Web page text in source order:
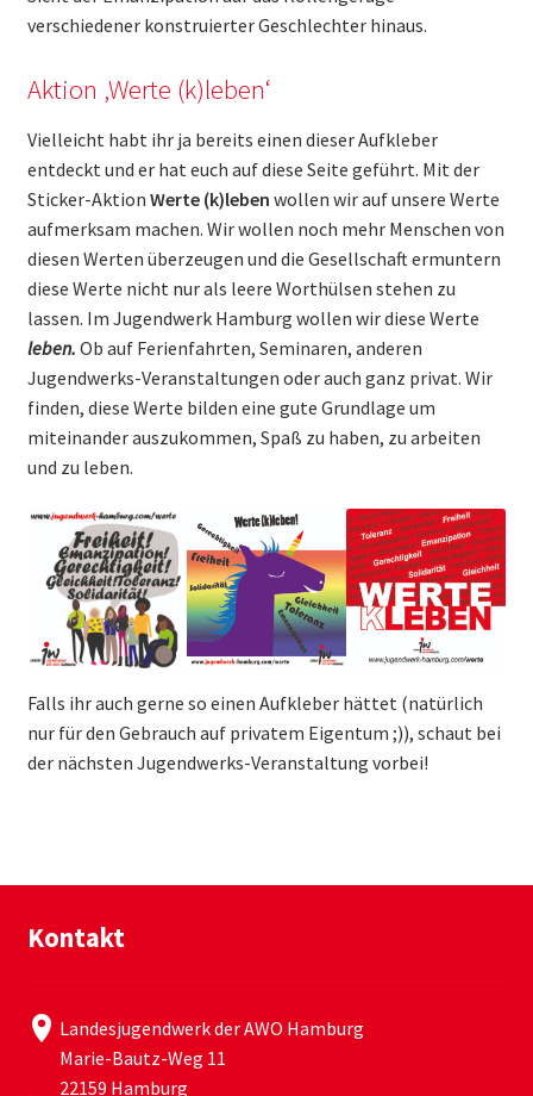
verschiedener konstruierter Geschlechter hinaus.
Aktion ‚Werte (k)leben‘
Vielleicht habt ihr ja bereits einen dieser Aufkleber
entdeckt und er hat euch auf diese Seite geführt. Mit der
Sticker-Aktion Werte (k)leben wollen wir auf unsere Werte
aufmerksam machen. Wir wollen noch mehr Menschen von
diesen Werten überzeugen und die Gesellschaft ermuntern
diese Werte nicht nur als leere Worthülsen stehen zu
lassen. Im Jugendwerk Hamburg wollen wir diese Werte
leben. Ob auf Ferienfahrten, Seminaren, anderen
Jugendwerks-Veranstaltungen oder auch ganz privat. Wir
finden, diese Werte bilden eine gute Grundlage um
miteinander auszukommen, Spaß zu haben, zu arbeiten
und zu leben.
Falls ihr auch gerne so einen Aufkleber hättet (natürlich
nur für den Gebrauch auf privatem Eigentum ;)), schaut bei
der nächsten Jugendwerks-Veranstaltung vorbei!
Kontakt
Landesjugendwerk der AWO Hamburg
Marie-Bautz-Weg 11
22159 Hamburg